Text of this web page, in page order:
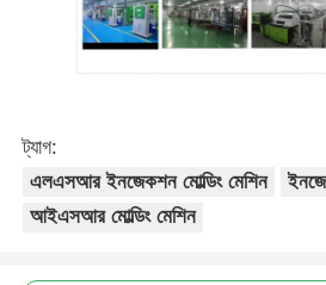
ট্যাগ:
এলএসআর ইনজেকশন মোল্ডিং মেশিন
আইএসআর মোল্ডিং মেশিন